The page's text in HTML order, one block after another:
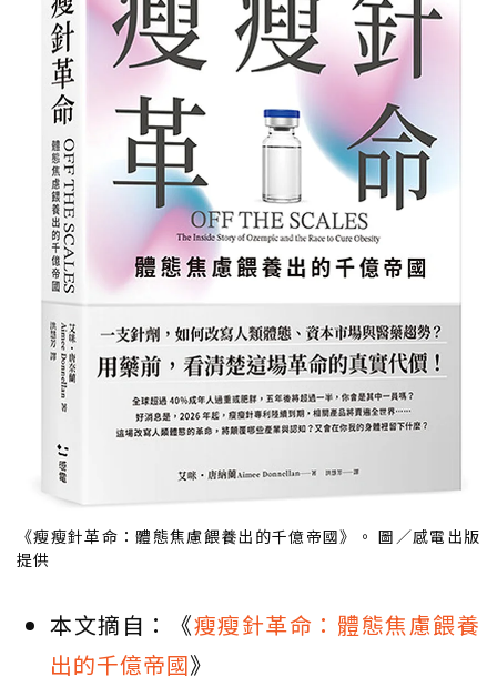
《瘦瘦針革命：體態焦慮餵養出的千億帝國》。 圖／感電出版
提供
本文摘自：《瘦瘦針革命：體態焦慮餵養
出的千億帝國》